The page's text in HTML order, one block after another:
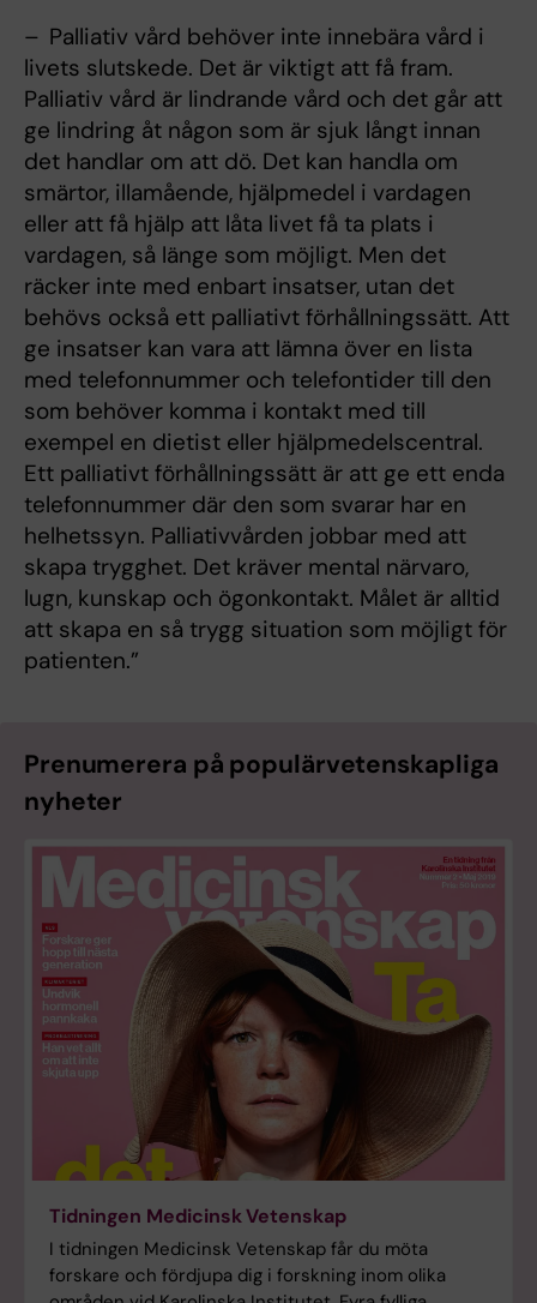
– Palliativ vård behöver inte innebära vård i
livets slutskede. Det är viktigt att få fram.
Palliativ vård är lindrande vård och det går att
ge lindring åt någon som är sjuk långt innan
det handlar om att dö. Det kan handla om
smärtor, illamående, hjälpmedel i vardagen
eller att få hjälp att låta livet få ta plats i
vardagen, så länge som möjligt. Men det
räcker inte med enbart insatser, utan det
behövs också ett palliativt förhållningssätt. Att
ge insatser kan vara att lämna över en lista
med ­telefonnummer och telefontider till den
som behöver komma i kontakt med till
exempel en dietist eller hjälpmedels­central.
Ett palliativt förhållningssätt är att ge ett enda
telefonnummer där den som svarar har en
helhetssyn. Palliativvården jobbar med att
skapa trygghet. Det kräver mental närvaro,
lugn, kunskap och ögonkontakt. Målet är alltid
att skapa en så trygg situation som möjligt för
patienten.”
Prenumerera på populärvetenskapliga
nyheter
Tidningen Medicinsk Vetenskap
I tidningen Medicinsk Vetenskap får du möta
forskare och fördjupa dig i forskning inom olika